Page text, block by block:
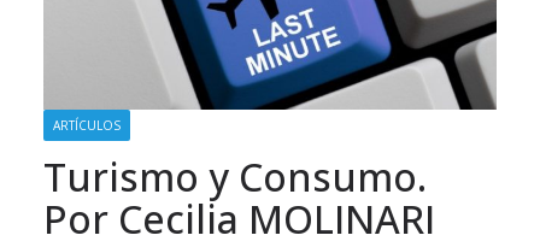
ARTÍCULOS
Turismo y Consumo.
Por Cecilia MOLINARI